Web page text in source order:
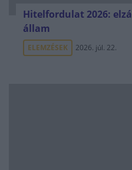
Hitelfordulat 2026:
állam
ELEMZÉSEK 2026. júl. 22.